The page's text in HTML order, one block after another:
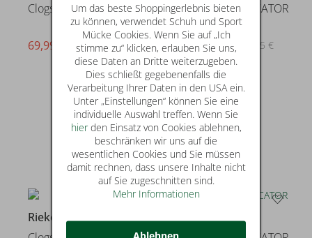
Clogs & Crocs
statt* 199,90 €
69,99 €
SUMMITS - VINDICATOR
statt* 69,95 €
49,99 €
Rieker
29
Skechers
Um das beste Shoppingerlebnis bieten
zu können, verwendet Schuh und Sport
Mücke Cookies. Wenn Sie auf „Ich
stimme zu“ klicken, erlauben Sie uns,
diese Daten an Dritte weiterzugeben.
Dies schließt gegebenenfalls die
Verarbeitung Ihrer Daten in den USA ein.
Unter „Einstellungen“ können Sie eine
individuelle Auswahl treffen. Wenn Sie
hierden Einsatz von Cookies ablehnen,
beschränken wir uns auf die
wesentlichen Cookies und Sie müssen
damit rechnen, dass unsere Inhalte nicht
auf Sie zugeschnitten sind.
Mehr Informationen
Ablehnen